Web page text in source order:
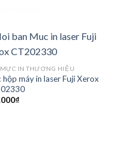
IN THƯƠNG HIỆU
máy in laser Fuji Xerox
₫